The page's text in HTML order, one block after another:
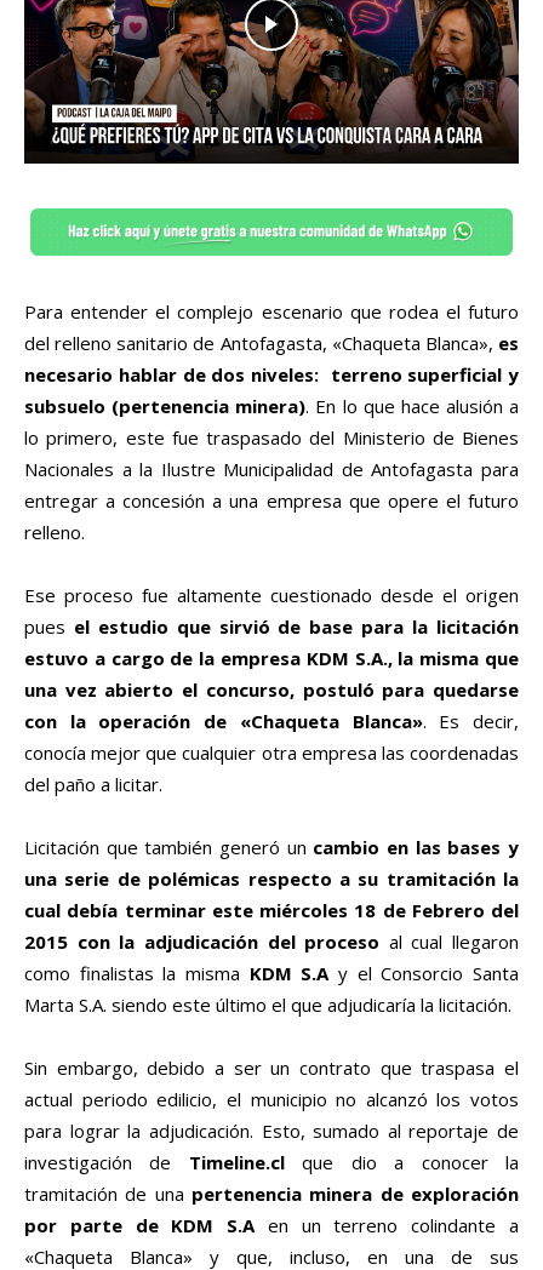
Para entender el complejo escenario que rodea el futuro
del relleno sanitario de Antofagasta, «Chaqueta Blanca», es
necesario hablar de dos niveles: terreno superficial y
subsuelo (pertenencia minera). En lo que hace alusión a
lo primero, este fue traspasado del Ministerio de Bienes
Nacionales a la Ilustre Municipalidad de Antofagasta para
entregar a concesión a una empresa que opere el futuro
relleno.
Ese proceso fue altamente cuestionado desde el origen
pues el estudio que sirvió de base para la licitación
estuvo a cargo de la empresa KDM S.A., la misma que
una vez abierto el concurso, postuló para quedarse
con la operación de «Chaqueta Blanca». Es decir,
conocía mejor que cualquier otra empresa las coordenadas
del paño a licitar.
Licitación que también generó un cambio en las bases y
una serie de polémicas respecto a su tramitación la
cual debía terminar este miércoles 18 de Febrero del
2015 con la adjudicación del proceso al cual llegaron
como finalistas la misma KDM S.A y el Consorcio Santa
Marta S.A. siendo este último el que adjudicaría la licitación.
Sin embargo, debido a ser un contrato que traspasa el
actual periodo edilicio, el municipio no alcanzó los votos
para lograr la adjudicación. Esto, sumado al reportaje de
investigación de Timeline.clque dio a conocer la
tramitación de una pertenencia minera de exploración
por parte de KDM S.A en un terreno colindante a
«Chaqueta Blanca» y que, incluso, en una de sus